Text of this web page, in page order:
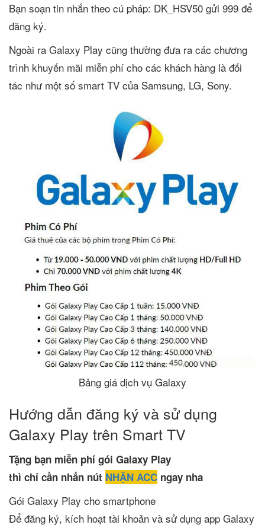
Bạn soạn tin nhắn theo cú pháp: DK_HSV50 gửi 999 để
đăng ký.
Ngoài ra Galaxy Play cũng thường đưa ra các chương
trình khuyến mãi miễn phí cho các khách hàng là đối
tác như một số smart TV của Samsung, LG, Sony.
Bảng giá dịch vụ Galaxy
Hướng dẫn đăng ký và sử dụng
Galaxy Play trên Smart TV
Tặng bạn miễn phí gói Galaxy Play
thì chỉ cần nhấn nút NHẬN ACC ngay nha
Gói Galaxy Play cho smartphone
Để đăng ký, kích hoạt tài khoản và sử dụng app Galaxy